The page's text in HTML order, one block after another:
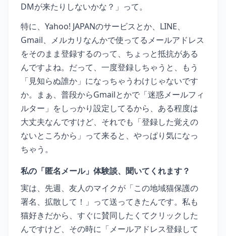
DMが来たりしないかな？」って。
特に、Yahoo! JAPANのサービスとか、LINE、
Gmail、メルカリなんかで使ってるメールアドレス
をそのまま登録するのって、ちょっと抵抗がある
んですよね。だって、一度登録しちゃうと、もう
「見知らぬ誰か」になっちゃうわけじゃないです
か。まぁ、普段からGmailとかで「迷惑メールフィ
ルター」をしっかり設定してるから、ある程度は
大丈夫なんですけど、それでも「登録した覚えの
ないところから」って来ると、やっぱり気になっ
ちゃう。
私の「匿名メール」体験談、聞いてくれます？
実は、先週、友人のマイクが「この地域猫保護の
署名、拡散して！」って送ってきたんです。私も
猫好きだから、すぐに賛同したくてクリックした
んですけど、その時に「メールアドレス登録して